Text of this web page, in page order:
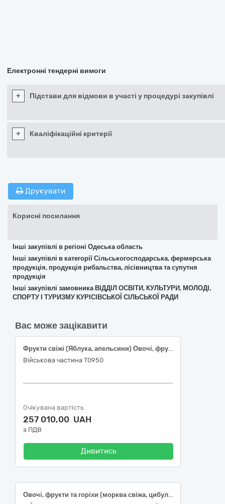
Електронні тендерні вимоги
+ Підстави для відмови в участі у процедурі закупівлі
+ Кваліфікаційні критерії
Друкувати
Корисні посилання
Інші закупівлі в регіоні Одеська область
Інші закупівлі в категорії Сільськогосподарська, фермерська
продукція, продукція рибальства, лісівництва та супутня
продукція
Інші закупівлі замовника ВІДДІЛ ОСВІТИ, КУЛЬТУРИ, МОЛОДІ,
СПОРТУ І ТУРИЗМУ КУРІСІВСЬКОЇ СІЛЬСЬКОЇ РАДИ
Вас може зацікавити
Фрукти свіжі (Яблука, апельсини) Овочі, фрукти та горіхи за кодом ДК 021:2015 –03220000-9
Військова частина Т0950
Очікувана вартість
257 010,00 UAH
з ПДВ
Дивитись
Овочі, фрукти та горіхи (морква свіжа, цибуля свіжа)